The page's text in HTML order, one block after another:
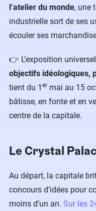
l’atelier du monde, une
industrielle sort de ses
écouler ses
👉 L’exposition
objectifs idéologiques,
tient du 1 er mai au 15
bâtisse, en fonte et en
centre de la capitale.
Le Crystal
Au départ, la capitale
concours d’idées pour
moins d’un an. Sur les